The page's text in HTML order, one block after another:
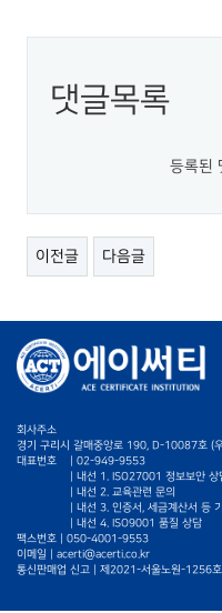
댓글목록
등록된
이전글 다음글
회사주소
경기 구리시 갈매중앙로 190, D-10087호 (
대표번호
02-949-9553
| 내선 1. ISO27001 정보보안 상
| 내선 2. 교육관련 문의
| 내선 3. 인증서, 세금계산서 등
| 내선 4. ISO9001 품질 상담
팩스번호 | 050-4001-9553
이메일 | acerti@acerti.co.kr
통신판매업 신고 | 제2021-서울노원-1256호